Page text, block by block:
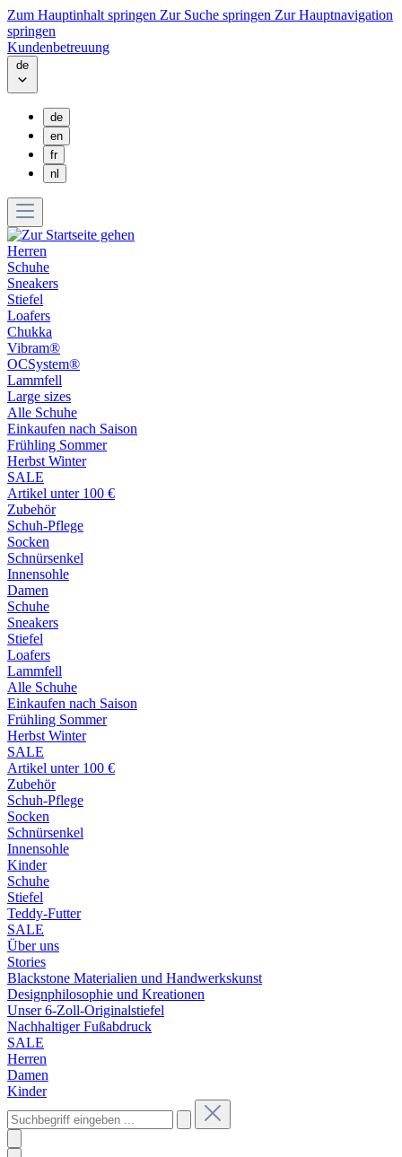
Zum Hauptinhalt springen Zur Suche springen Zur Hauptnavigation
springen
Kundenbetreuung
de
de
en
fr
nl
Herren
Schuhe
Sneakers
Stiefel
Loafers
Chukka
Vibram®
OCSystem®
Lammfell
Large sizes
Alle Schuhe
Einkaufen nach Saison
Frühling Sommer
Herbst Winter
SALE
Artikel unter 100 €
Zubehör
Schuh-Pflege
Socken
Schnürsenkel
Innensohle
Damen
Schuhe
Sneakers
Stiefel
Loafers
Lammfell
Alle Schuhe
Einkaufen nach Saison
Frühling Sommer
Herbst Winter
SALE
Artikel unter 100 €
Zubehör
Schuh-Pflege
Socken
Schnürsenkel
Innensohle
Kinder
Schuhe
Stiefel
Teddy-Futter
SALE
Über uns
Stories
Blackstone Materialien und Handwerkskunst
Designphilosophie und Kreationen
Unser 6-Zoll-Originalstiefel
Nachhaltiger Fußabdruck
SALE
Herren
Damen
Kinder